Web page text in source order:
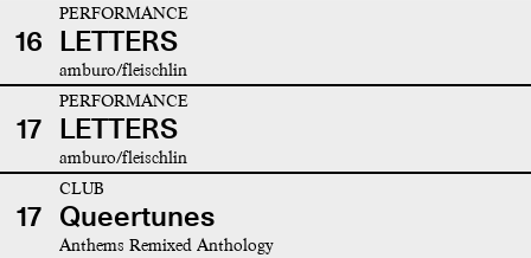
16
PERFORMANCE
LETTERS
amburo/fleischlin
17
PERFORMANCE
LETTERS
amburo/fleischlin
17
CLUB
Queertunes
Anthems Remixed Anthology